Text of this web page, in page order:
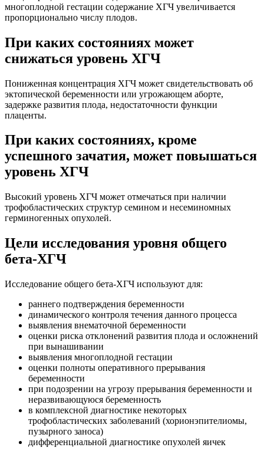
многоплодной гестации содержание ХГЧ увеличивается
пропорционально числу плодов.
При каких состояниях может
снижаться уровень ХГЧ
Пониженная концентрация ХГЧ может свидетельствовать об
эктопической беременности или угрожающем аборте,
задержке развития плода, недостаточности функции
плаценты.
При каких состояниях, кроме
успешного зачатия, может повышаться
уровень ХГЧ
Высокий уровень ХГЧ может отмечаться при наличии
трофобластических структур семином и несеминомных
герминогенных опухолей.
Цели исследования уровня общего
бета-ХГЧ
Исследование общего бета-ХГЧ используют для:
раннего подтверждения беременности
динамического контроля течения данного процесса
выявления внематочной беременности
оценки риска отклонений развития плода и осложнений
при вынашивании
выявления многоплодной гестации
оценки полноты оперативного прерывания
беременности
при подозрении на угрозу прерывания беременности и
неразвивающуюся беременность
в комплексной диагностике некоторых
трофобластических заболеваний (хорионэпителиомы,
пузырного заноса)
дифференциальной диагностике опухолей яичек